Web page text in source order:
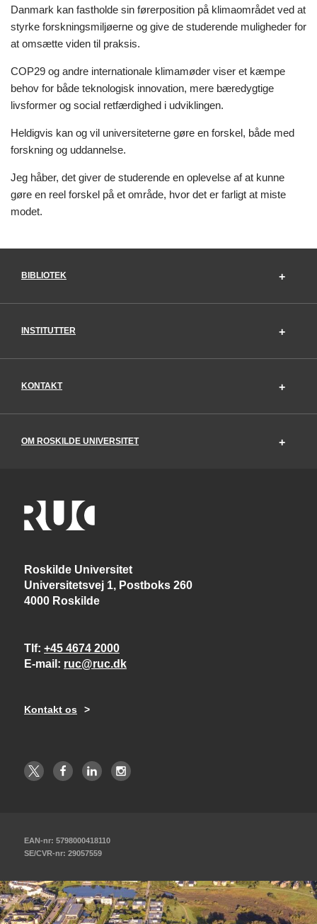
Danmark kan fastholde sin førerposition på klimaområdet ved at
styrke forskningsmiljøerne og give de studerende muligheder for
at omsætte viden til praksis.
COP29 og andre internationale klimamøder viser et kæmpe
behov for både teknologisk innovation, mere bæredygtige
livsformer og social retfærdighed i udviklingen.
Heldigvis kan og vil universiteterne gøre en forskel, både med
forskning og uddannelse.
Jeg håber, det giver de studerende en oplevelse af at kunne
gøre en reel forskel på et område, hvor det er farligt at miste
modet.
BIBLIOTEK
INSTITUTTER
KONTAKT
OM ROSKILDE UNIVERSITET
Roskilde Universitet
Universitetsvej 1, Postboks 260
4000 Roskilde
Tlf +45 4674 2000
E-mail
ruc@ruc.dk
Kontakt os
EAN-nr: 5798000418110
SE/CVR-nr: 29057559